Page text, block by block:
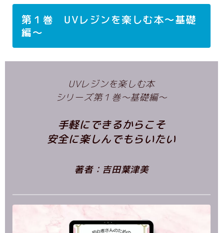
【会員専用】オンラインテキスト
オンラインスクール入り口
ペーパーバックコース
出版つみあげ会（継続コミュニティ）
ついて
第１巻 UVレジンを楽しむ本～基礎
編～
UVレジンを楽しむ本
シリーズ第１巻～基礎編～
手軽にできるからこそ
安全に楽しんでもらいたい
著者：吉田葉津美